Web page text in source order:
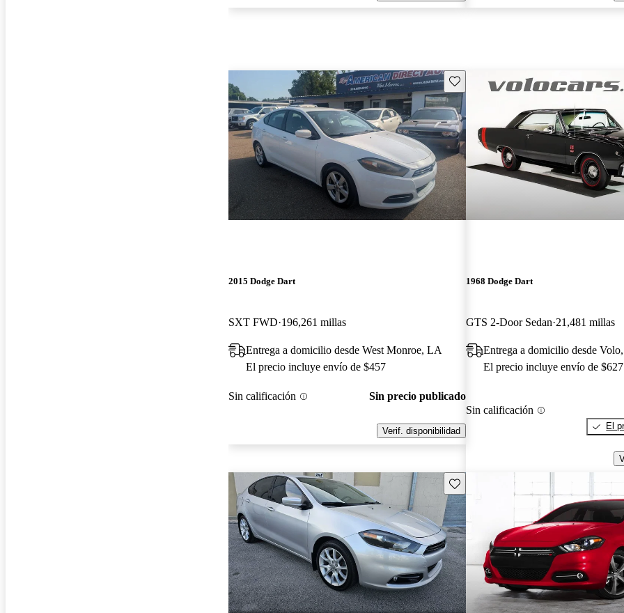
Guarda este Aviso
2015 Dodge Dart
SXT FWD 196,261 millas
Entrega a domicilio desde West Monroe, LA
El precio incluye envío de $457
Sin calificación Sin precio publicado
Verif. disponibilidad
1968 Dodge Dart
GTS 2-Door Sedan 21,481 millas
Entrega a domicilio desde
El precio incluye envío de $627
Sin calificación
El
Guarda este Aviso